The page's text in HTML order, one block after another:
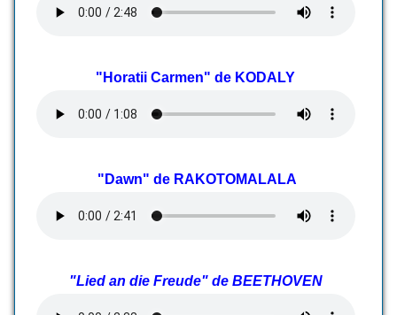
"Horatii Carmen" de KODALY
"Dawn" de RAKOTOMALALA
"Lied an die Freude" de BEETHOVEN